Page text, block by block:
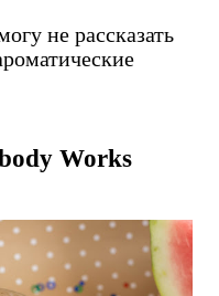
не рассказать
Works